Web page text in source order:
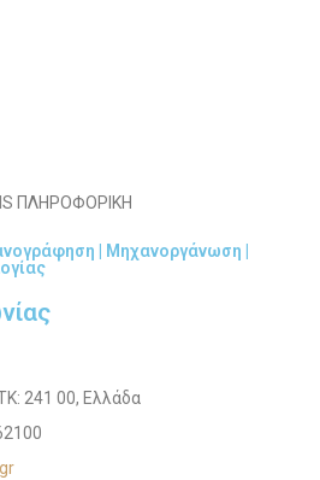
| Μηχανοργάνωση |
241 00, Ελλάδα